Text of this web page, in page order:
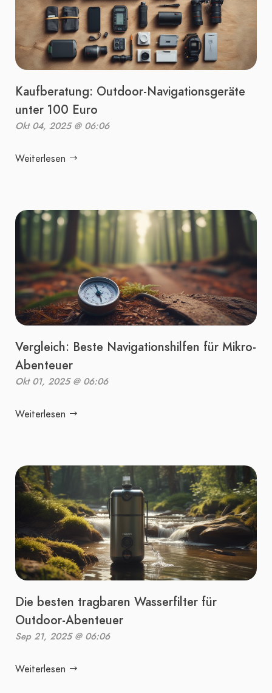
Kaufberatung: Outdoor-Navigationsgeräte
unter 100 Euro
Okt 04, 2025 @ 06:06
Weiterlesen
Vergleich: Beste Navigationshilfen für Mikro-
Abenteuer
Okt 01, 2025 @ 06:06
Weiterlesen
Die besten tragbaren Wasserfilter für
Outdoor-Abenteuer
Sep 21, 2025 @ 06:06
Weiterlesen